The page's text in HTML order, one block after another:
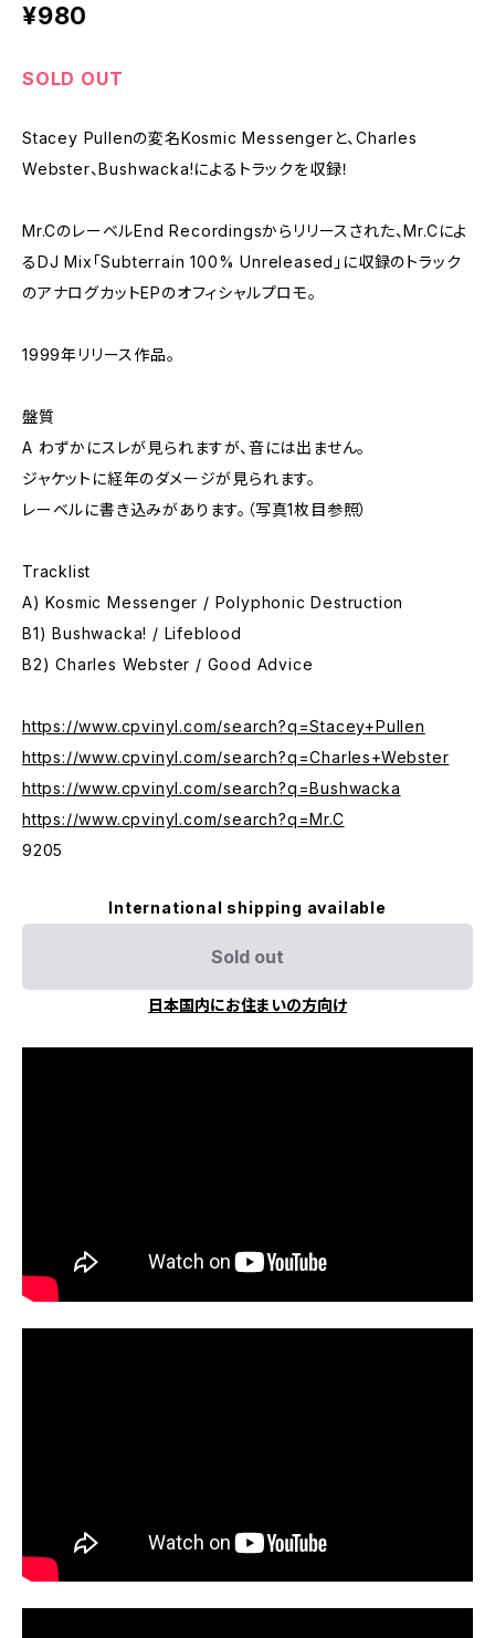
¥980
SOLD OUT
Stacey Pullenの変名Kosmic Messengerと、Charles
Webster、Bushwacka!によるトラックを収録！
Mr.CのレーベルEnd Recordingsからリリースされた、Mr.Cによ
るDJ Mix「Subterrain 100% Unreleased」に収録のトラック
のアナログカットEPのオフィシャルプロモ。
1999年リリース作品。
盤質
A わずかにスレが見られますが、音には出ません。
ジャケットに経年のダメージが見られます。
レーベルに書き込みがあります。（写真1枚目参照）
Tracklist
A) Kosmic Messenger / Polyphonic Destruction
B1) Bushwacka! / Lifeblood
B2) Charles Webster / Good Advice
https://www.cpvinyl.com/search?q=Stacey+Pullen
https://www.cpvinyl.com/search?q=Charles+Webster
https://www.cpvinyl.com/search?q=Bushwacka
https://www.cpvinyl.com/search?q=Mr.C
9205
International shipping available
Sold out
日本国内にお住まいの方向け